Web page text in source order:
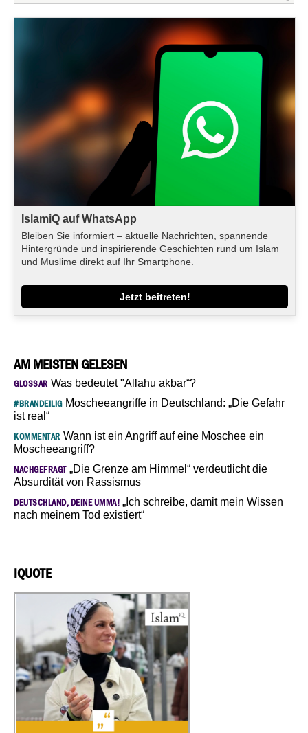
IslamiQ auf WhatsApp
Bleiben Sie informiert – aktuelle Nachrichten, spannende
Hintergründe und inspirierende Geschichten rund um Islam
und Muslime direkt auf Ihr Smartphone.
Jetzt beitreten!
AM MEISTEN GELESEN
GLOSSAR Was bedeutet "Allahu akbar“?
#BRANDEILIGMoscheeangriffe in Deutschland: „Die Gefahr
ist real“
KOMMENTAR Wann ist ein Angriff auf eine Moschee ein
Moscheeangriff?
NACHGEFRAGT„Die Grenze am Himmel“ verdeutlicht die
Absurdität von Rassismus
DEUTSCHLAND, DEINE UMMA! „Ich schreibe, damit mein Wissen
nach meinem Tod existiert“
IQUOTE